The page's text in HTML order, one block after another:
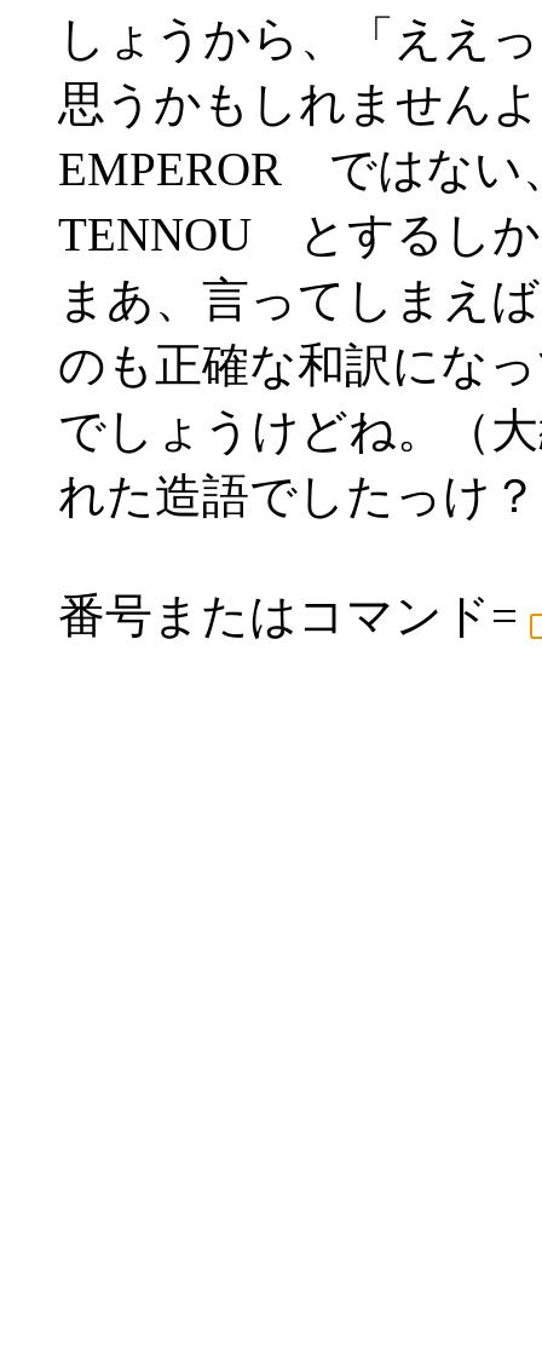
しょうから、「ええ
思うかもしれません
EMPEROR ではない
TENNOU とするし
まあ、言ってしま
のも正確な和訳にな
でしょうけどね。（
れた造語でしたっけ
番号またはコマンド=